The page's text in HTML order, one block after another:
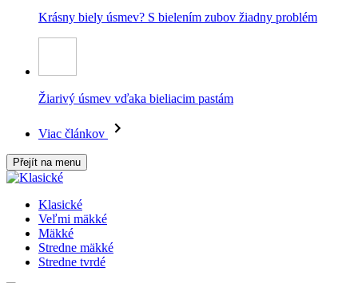
Krásny biely úsmev? S bielením zubov žiadny problém
Žiarivý úsmev vďaka bieliacim pastám
Viac článkov
Přejít na menu
Klasické
Veľmi mäkké
Mäkké
Stredne mäkké
Stredne tvrdé